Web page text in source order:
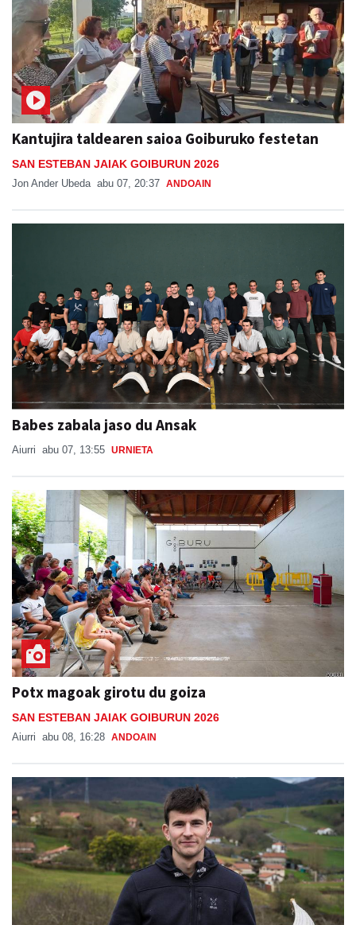
Kantujira taldearen saioa Goiburuko festetan
SAN ESTEBAN JAIAK GOIBURUN 2026
Jon Ander Ubeda abu 07, 20:37 ANDOAIN
Babes zabala jaso du Ansak
Aiurri abu 07, 13:55 URNIETA
Potx magoak girotu du goiza
SAN ESTEBAN JAIAK GOIBURUN 2026
Aiurri abu 08, 16:28 ANDOAIN